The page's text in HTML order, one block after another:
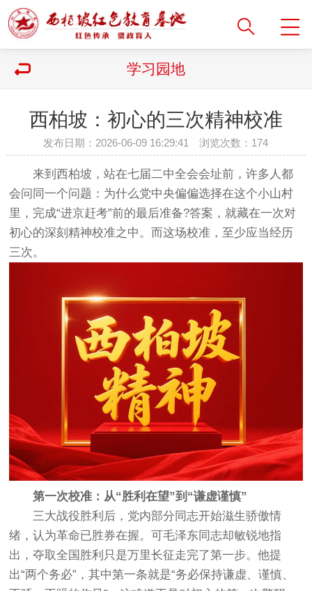
学习园地
西柏坡：初心的三次精神校准
发布日期：2026-06-09 16:29:41 浏览次数： 174
来到西柏坡，站在七届二中全会会址前，许多人都
会问同一个问题：为什么党中央偏偏选择在这个小山村
里，完成“进京赶考”前的最后准备?答案，就藏在一次对
初心的深刻精神校准之中。而这场校准，至少应当经历
三次。
第一次校准：从“胜利在望”到“谦虚谨慎”
三大战役胜利后，党内部分同志开始滋生骄傲情
绪，认为革命已胜券在握。可毛泽东同志却敏锐地指
出，夺取全国胜利只是万里长征走完了第一步。他提
出“两个务必”，其中第一条就是“务必保持谦虚、谨慎、